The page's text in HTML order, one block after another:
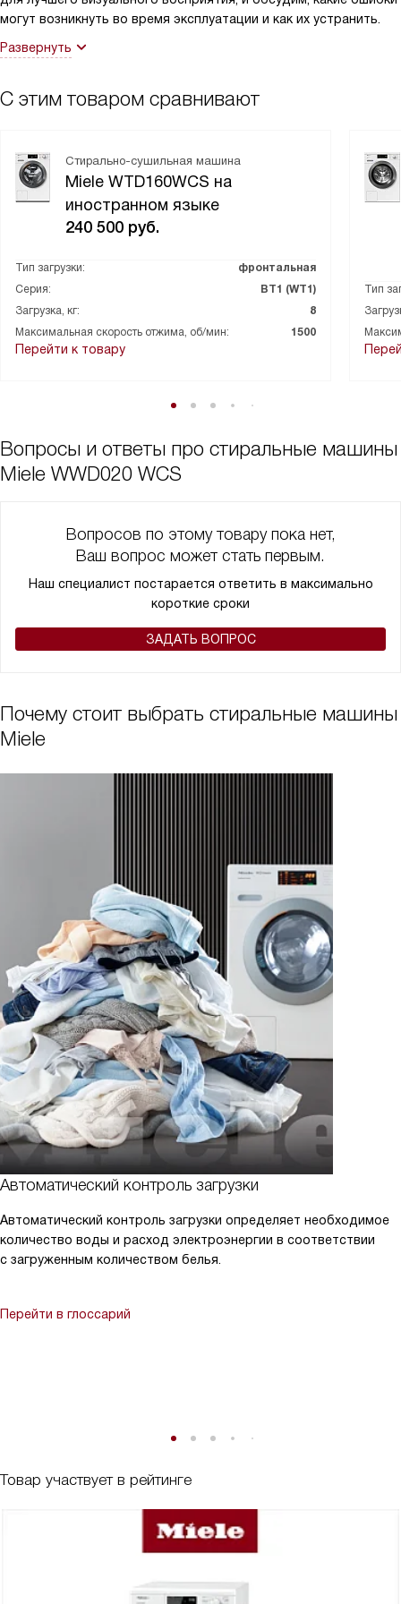
Товар участвует в рейтинге
могут возникнуть во время эксплуатации и как их устранить.
Развернуть
С этим товаром сравнивают
Стирально-сушильная машина
Miele WTD160WCS на
иностранном языке
240 500 руб.
Тип загрузки:
фронтальная
Серия:
ВТ1 (WT1)
Загрузка, кг:
8
Максимальная скорость отжима, об/мин:
1500
Перейти к товару
Тип
Вопросы и ответы про стиральные машины
Miele WWD020 WCS
Вопросов по этому товару пока нет,
Ваш вопрос может стать первым.
Наш специалист постарается ответить в максимально
короткие сроки
ЗАДАТЬ ВОПРОС
Почему стоит выбрать стиральные машины
Miele
Автоматический контроль загрузки
Автоматический контроль загрузки определяет необходимое
количество воды и расход электроэнергии в соответствии
с загруженным количеством белья.
Перейти в глоссарий